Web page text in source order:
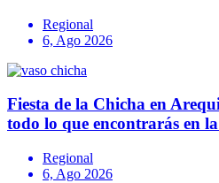
Regional
6, Ago 2026
Fiesta de la Chicha en
todo lo que encontrarás en
Regional
6, Ago 2026